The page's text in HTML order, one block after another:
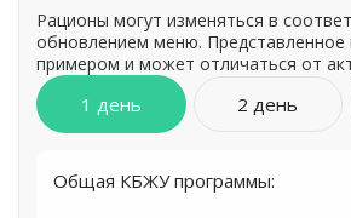
Рационы могут изменяться в
обновлением меню. Представленное
примером и может отличаться от
1 день 2 день
Общая КБЖУ программы: